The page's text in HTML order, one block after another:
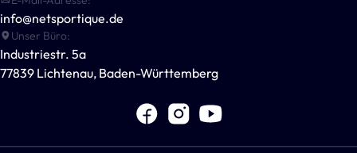
Outdoor-Spiele
Andere Sportarten
POWERSHOT®
Datenschutzerklärung
Versandrichtlinie
Widerrufsbelehrung
info@netsportique.de
Unser Büro:
Industriestr. 5a
77839 Lichtenau, Baden-Württemberg